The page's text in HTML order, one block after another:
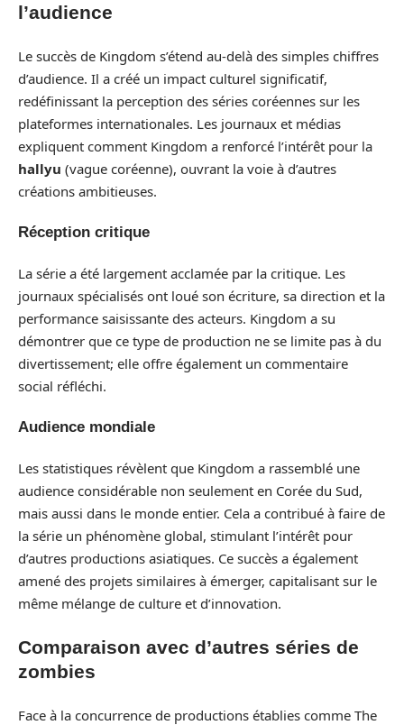
l’audience
Le succès de Kingdom s’étend au-delà des simples chiffres
d’audience. Il a créé un impact culturel significatif,
redéfinissant la perception des séries coréennes sur les
plateformes internationales. Les journaux et médias
expliquent comment Kingdom a renforcé l’intérêt pour la
hallyu (vague coréenne), ouvrant la voie à d’autres
créations ambitieuses.
Réception critique
La série a été largement acclamée par la critique. Les
journaux spécialisés ont loué son écriture, sa direction et la
performance saisissante des acteurs. Kingdom a su
démontrer que ce type de production ne se limite pas à du
divertissement; elle offre également un commentaire
social réfléchi.
Audience mondiale
Les statistiques révèlent que Kingdom a rassemblé une
audience considérable non seulement en Corée du Sud,
mais aussi dans le monde entier. Cela a contribué à faire de
la série un phénomène global, stimulant l’intérêt pour
d’autres productions asiatiques. Ce succès a également
amené des projets similaires à émerger, capitalisant sur le
même mélange de culture et d’innovation.
Comparaison avec d’autres séries de
zombies
Face à la concurrence de productions établies comme The